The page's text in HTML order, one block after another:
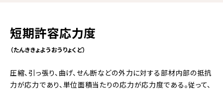
短期許容応力度
（たんききょようおうりょくど）
圧縮、引っ張り、曲げ、せん断などの外力に対する部材内部の抵抗
力が応力であり、単位面積当たりの応力が応力度である。従って、